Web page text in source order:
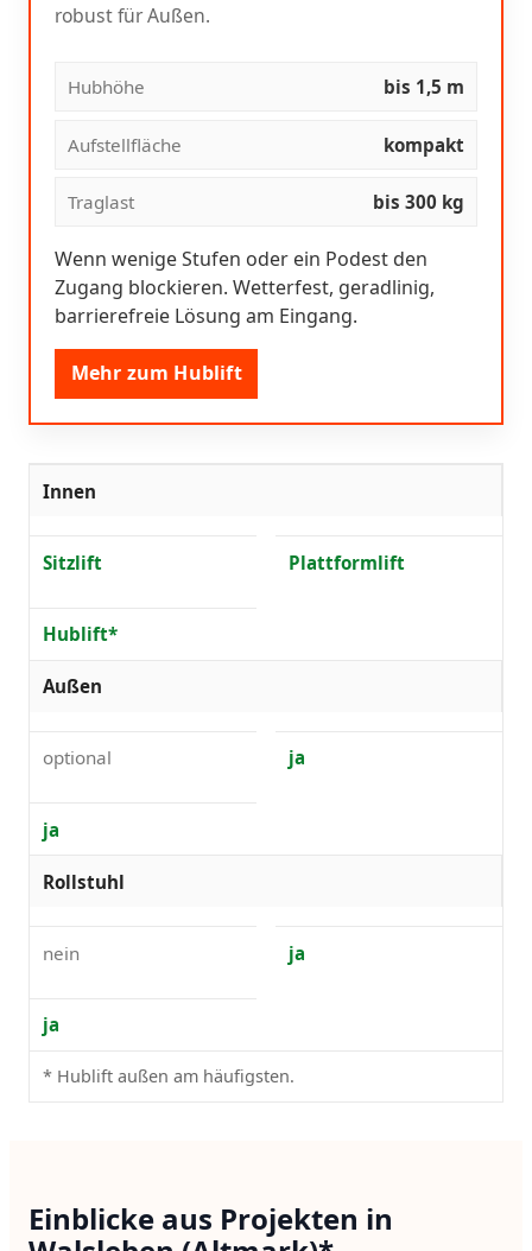
robust für Außen.
Hubhöhe bis 1,5 m
Aufstellfläche kompakt
Traglast bis 300 kg
Wenn wenige Stufen oder ein Podest den
Zugang blockieren. Wetterfest, geradlinig,
barrierefreie Lösung am Eingang.
Mehr zum Hublift
Innen
Sitzlift Plattformlift
Hublift*
Außen
optional ja
ja
Rollstuhl
nein ja
ja
* Hublift außen am häufigsten.
Einblicke aus Projekten in